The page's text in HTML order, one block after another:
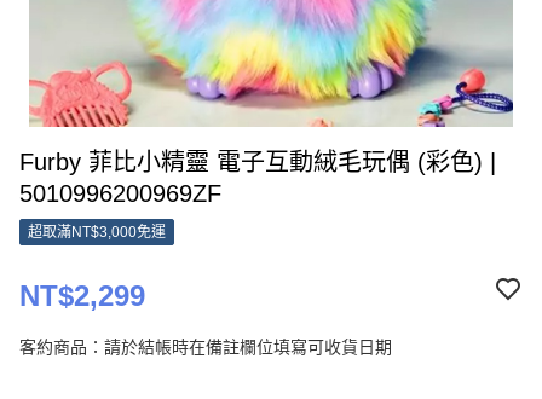
Furby 菲比小精靈 電子互動絨毛玩偶 (彩色) |
5010996200969ZF
超取滿NT$3,000免運
NT$2,299
客約商品：請於結帳時在備註欄位填寫可收貨日期